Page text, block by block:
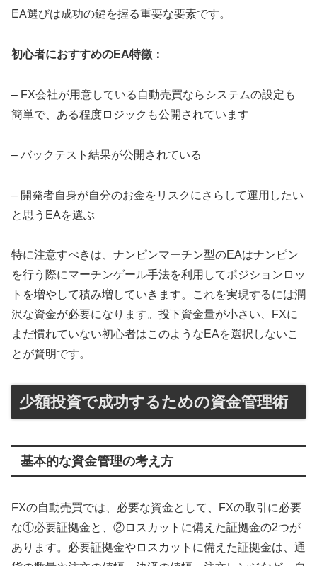
EA選びは成功の鍵を握る重要な要素です。
初心者におすすめのEA特徴：
– FX会社が用意している自動売買ならシステムの設定も
簡単で、ある程度ロジックも公開されています
– バックテスト結果が公開されている
– 開発者自身が自分のお金をリスクにさらして運用したい
と思うEAを選ぶ
特に注意すべきは、ナンピンマーチン型のEAはナンピン
を行う際にマーチンゲール手法を利用してポジションロッ
トを増やして積み増していきます。これを実現するには潤
沢な資金が必要になります。投下資金量が小さい、FXに
まだ慣れていない初心者はこのようなEAを選択しないこ
とが賢明です。
少額投資で成功するための資金管理術
基本的な資金管理の考え方
FXの自動売買では、必要な資金として、FXの取引に必要
な①必要証拠金と、②ロスカットに備えた証拠金の2つが
あります。必要証拠金やロスカットに備えた証拠金は、通